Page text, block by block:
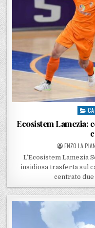
Ecosistem Lamezia:
POSTED BY
ENZO LA
L’Ecosistem Lamezia
insidiosa trasferta sul
centrato